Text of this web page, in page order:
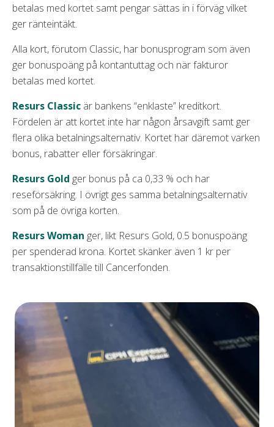
betalas med kortet samt pengar sättas in i förväg vilket
ger ränteintäkt.
Alla kort, förutom Classic, har bonusprogram som även
ger bonuspoäng på kontantuttag och när fakturor
betalas med kortet.
Resurs Classic är bankens “enklaste” kreditkort.
Fördelen är att kortet inte har någon årsavgift samt ger
flera olika betalningsalternativ. Kortet har däremot varken
bonus, rabatter eller försäkringar.
Resurs Gold ger bonus på ca 0,33 % och har
reseförsäkring. I övrigt ges samma betalningsalternativ
som på de övriga korten.
Resurs Woman ger, likt Resurs Gold, 0.5 bonuspoäng
per spenderad krona. Kortet skänker även 1 kr per
transaktionstillfälle till Cancerfonden.